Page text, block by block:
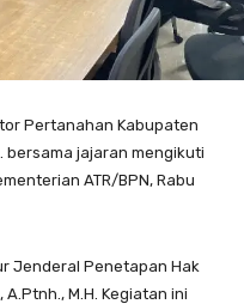
Pertanahan Kabupaten
bersama jajaran mengikuti
ATR/BPN, Rabu
Jenderal Penetapan Hak
M.H. Kegiatan ini